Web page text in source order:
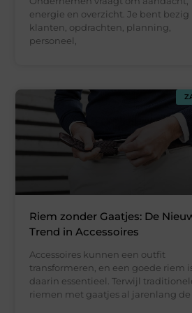
energie en overzicht. Je bent bezig
klanten, opdrachten, planning,
personeel,
Riem zonder Gaatjes: De
Trend in Accessoires
Accessoires kunnen een outfit
transformeren, en een goede riem
daarin essentieel. Terwijl
riemen met gaatjes al jarenlang de